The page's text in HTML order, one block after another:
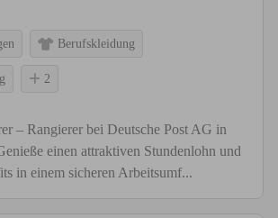
Berufskleidung
2
– Rangierer bei Deutsche Post AG in
einen attraktiven Stundenlohn und
in einem sicheren Arbeitsumf...